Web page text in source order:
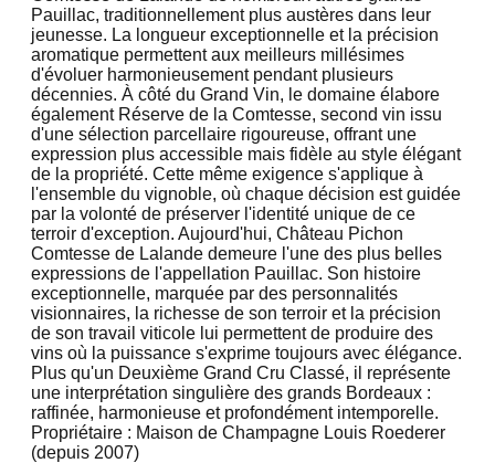
Pauillac, traditionnellement plus austères dans leur
jeunesse. La longueur exceptionnelle et la précision
aromatique permettent aux meilleurs millésimes
d'évoluer harmonieusement pendant plusieurs
décennies. À côté du Grand Vin, le domaine élabore
également Réserve de la Comtesse, second vin issu
d'une sélection parcellaire rigoureuse, offrant une
expression plus accessible mais fidèle au style élégant
de la propriété. Cette même exigence s'applique à
l'ensemble du vignoble, où chaque décision est guidée
par la volonté de préserver l'identité unique de ce
terroir d'exception. Aujourd'hui, Château Pichon
Comtesse de Lalande demeure l'une des plus belles
expressions de l'appellation Pauillac. Son histoire
exceptionnelle, marquée par des personnalités
visionnaires, la richesse de son terroir et la précision
de son travail viticole lui permettent de produire des
vins où la puissance s'exprime toujours avec élégance.
Plus qu'un Deuxième Grand Cru Classé, il représente
une interprétation singulière des grands Bordeaux :
raffinée, harmonieuse et profondément intemporelle.
Propriétaire : Maison de Champagne Louis Roederer
(depuis 2007)